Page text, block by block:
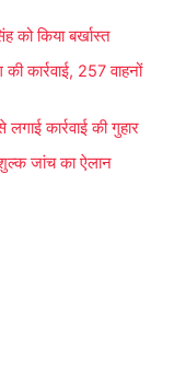
को किया बर्खास्त
कार्रवाई, 257 वाहनों
कार्रवाई की गुहार
जांच का ऐलान